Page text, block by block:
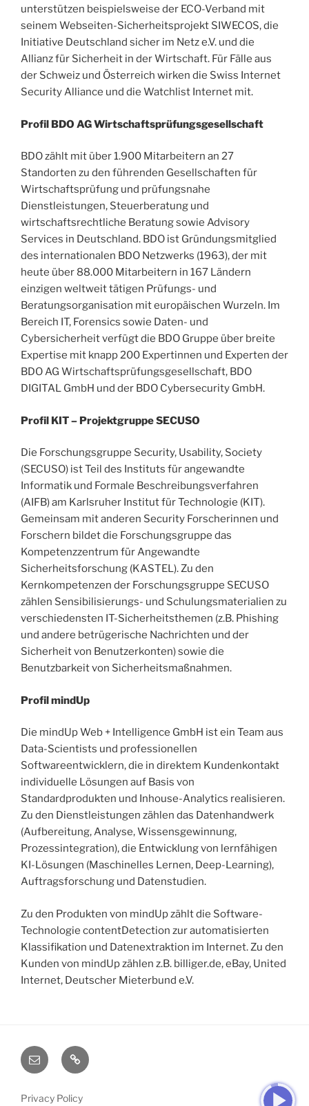
unterstützen beispielsweise der ECO-Verband mit
seinem Webseiten-Sicherheitsprojekt SIWECOS, die
Initiative Deutschland sicher im Netz e.V. und die
Allianz für Sicherheit in der Wirtschaft. Für Fälle aus
der Schweiz und Österreich wirken die Swiss Internet
Security Alliance und die Watchlist Internet mit.
Profil BDO AG Wirtschaftsprüfungsgesellschaft
BDO zählt mit über 1.900 Mitarbeitern an 27
Standorten zu den führenden Gesellschaften für
Wirtschaftsprüfung und prüfungsnahe
Dienstleistungen, Steuerberatung und
wirtschaftsrechtliche Beratung sowie Advisory
Services in Deutschland. BDO ist Gründungsmitglied
des internationalen BDO Netzwerks (1963), der mit
heute über 88.000 Mitarbeitern in 167 Ländern
einzigen weltweit tätigen Prüfungs- und
Beratungsorganisation mit europäischen Wurzeln. Im
Bereich IT, Forensics sowie Daten- und
Cybersicherheit verfügt die BDO Gruppe über breite
Expertise mit knapp 200 Expertinnen und Experten der
BDO AG Wirtschaftsprüfungsgesellschaft, BDO
DIGITAL GmbH und der BDO Cybersecurity GmbH.
Profil KIT – Projektgruppe SECUSO
Die Forschungsgruppe Security, Usability, Society
(SECUSO) ist Teil des Instituts für angewandte
Informatik und Formale Beschreibungsverfahren
(AIFB) am Karlsruher Institut für Technologie (KIT).
Gemeinsam mit anderen Security Forscherinnen und
Forschern bildet die Forschungsgruppe das
Kompetenzzentrum für Angewandte
Sicherheitsforschung (KASTEL). Zu den
Kernkompetenzen der Forschungsgruppe SECUSO
zählen Sensibilisierungs- und Schulungsmaterialien zu
verschiedensten IT-Sicherheitsthemen (z.B. Phishing
und andere betrügerische Nachrichten und der
Sicherheit von Benutzerkonten) sowie die
Benutzbarkeit von Sicherheitsmaßnahmen.
Profil mindUp
Die mindUp Web + Intelligence GmbH ist ein Team aus
Data-Scientists und professionellen
Softwareentwicklern, die in direktem Kundenkontakt
individuelle Lösungen auf Basis von
Standardprodukten und Inhouse-Analytics realisieren.
Zu den Dienstleistungen zählen das Datenhandwerk
(Aufbereitung, Analyse, Wissensgewinnung,
Prozessintegration), die Entwicklung von lernfähigen
KI-Lösungen (Maschinelles Lernen, Deep-Learning),
Auftragsforschung und Datenstudien.
Zu den Produkten von mindUp zählt die Software-
Technologie contentDetection zur automatisierten
Klassifikation und Datenextraktion im Internet. Zu den
Kunden von mindUp zählen z.B. billiger.de, eBay, United
Internet, Deutscher Mieterbund e.V.
E-
Mail
Startseite
Privacy Policy